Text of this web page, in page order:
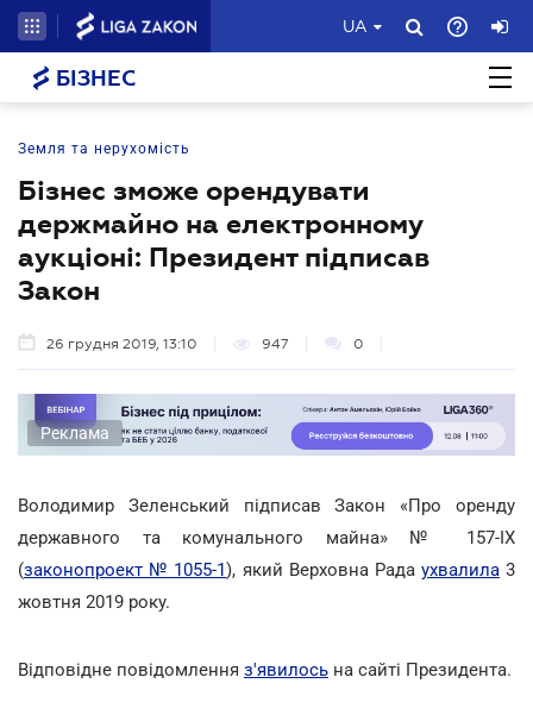
UA
БІЗНЕС
Земля та нерухомість
Бізнес зможе орендувати
держмайно на електронному
аукціоні: Президент підписав
Закон
26 грудня 2019, 13:10 947 0
Реклама
Володимир Зеленський підписав Закон «Про оренду
державного та комунального майна» № 157-ІХ
(законопроект № 1055-1), який Верховна Рада ухвалила3
жовтня 2019 року.
Відповідне повідомлення з'явилось на сайті Президента.